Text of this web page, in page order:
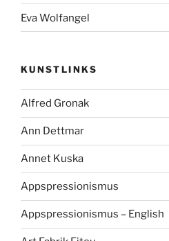
Eva Wolfangel
KUNSTLINKS
Alfred Gronak
Ann Dettmar
Annet Kuska
Appspressionismus
Appspressionismus – English